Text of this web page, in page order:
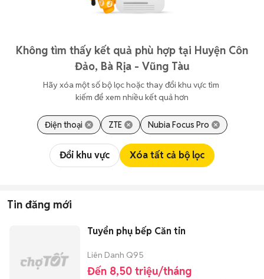
Không tìm thấy kết quả phù hợp tại Huyện Côn
Đảo, Bà Rịa - Vũng Tàu
Hãy xóa một số bộ lọc hoặc thay đổi khu vực tìm
kiếm để xem nhiều kết quả hơn
Điện thoại ZTE Nubia Focus Pro
Đổi khu vực Xóa tất cả bộ lọc
Tin đăng mới
Tuyển phụ bếp Căn tin
Liên Danh Q95
Đến 8,50 triệu/tháng